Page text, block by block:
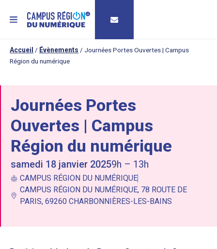
MENU
Accueil / Évènements / Journées Portes Ouvertes | Campus
Région du numérique
Journées Portes
Ouvertes | Campus
Région du numérique
samedi 18 janvier 20259h – 13h
CAMPUS RÉGION DU NUMÉRIQUE
CAMPUS RÉGION DU NUMÉRIQUE, 78 ROUTE DE
PARIS, 69260 CHARBONNIÈRES-LES-BAINS